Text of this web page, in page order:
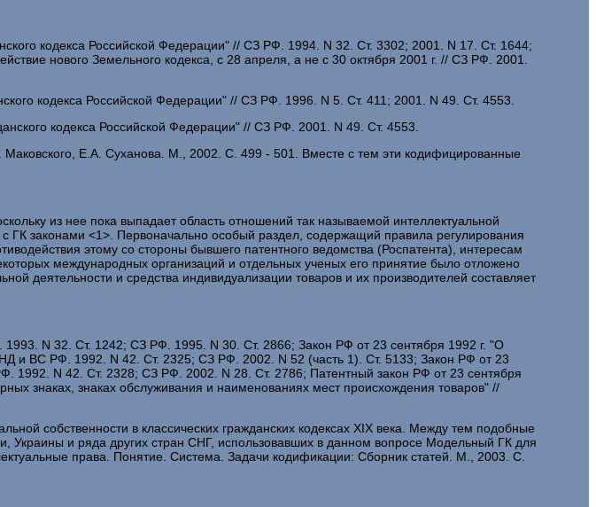
кодекса Российской Федерации" // СЗ РФ. 1994. N 32. Ст. 3302; 2001. N 17. Ст. 1644;
нового Земельного кодекса, с 28 апреля, а не с 30 октября 2001 г. // СЗ РФ. 2001.
кодекса Российской Федерации" // СЗ РФ. 1996. N 5. Ст. 411; 2001. N 49. Ст. 4553.
кодекса Российской Федерации" // СЗ РФ. 2001. N 49. Ст. 4553.
Е.А. Суханова. М., 2002. С. 499 - 501. Вместе с тем эти кодифицированные
из нее пока выпадает область отношений так называемой интеллектуальной
ГК законами <1>. Первоначально особый раздел, содержащий правила регулирования
этому со стороны бывшего патентного ведомства (Роспатента), интересам
международных организаций и отдельных ученых его принятие было отложено
деятельности и средства индивидуализации товаров и их производителей составляет
N 32. Ст. 1242; СЗ РФ. 1995. N 30. Ст. 2866; Закон РФ от 23 сентября 1992 г. "О
и ВС РФ. 1992. N 42. Ст. 2325; СЗ РФ. 2002. N 52 (часть 1). Ст. 5133; Закон РФ от 23
1992. N 42. Ст. 2328; СЗ РФ. 2002. N 28. Ст. 2786; Патентный закон РФ от 23 сентября
знаках, знаках обслуживания и наименованиях мест происхождения товаров" //
собственности в классических гражданских кодексах XIX века. Между тем подобные
Украины и ряда других стран СНГ, использовавших в данном вопросе Модельный ГК для
права. Понятие. Система. Задачи кодификации: Сборник статей. М., 2003. С.